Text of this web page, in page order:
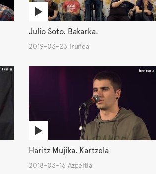
Julio Soto. Bakarka.
2019-03-23 Iruñea
Haritz Mujika. Kartzela
2018-03-16 Azpeitia